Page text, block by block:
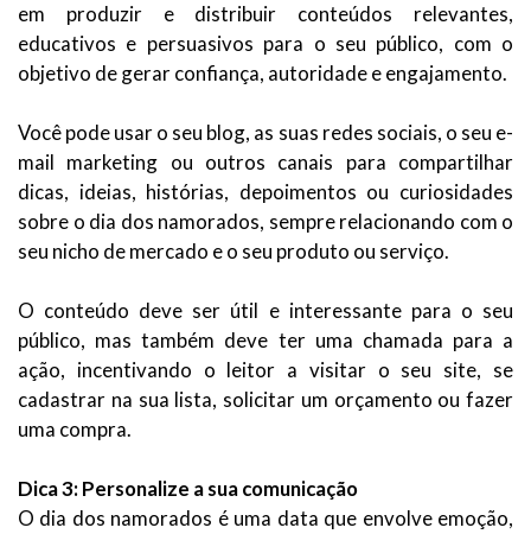
em produzir e distribuir conteúdos relevantes,
educativos e persuasivos para o seu público, com o
objetivo de gerar confiança, autoridade e engajamento.
Você pode usar o seu blog, as suas redes sociais, o seu e-
mail marketing ou outros canais para compartilhar
dicas, ideias, histórias, depoimentos ou curiosidades
sobre o dia dos namorados, sempre relacionando com o
seu nicho de mercado e o seu produto ou serviço.
O conteúdo deve ser útil e interessante para o seu
público, mas também deve ter uma chamada para a
ação, incentivando o leitor a visitar o seu site, se
cadastrar na sua lista, solicitar um orçamento ou fazer
uma compra.
Dica 3: Personalize a sua comunicação
O dia dos namorados é uma data que envolve emoção,